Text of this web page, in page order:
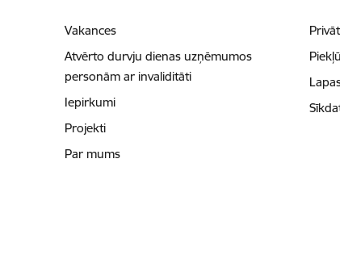
Vakances
Atvērto durvju dienas uzņēmumos
personām ar invaliditāti
Iepirkumi
Projekti
Par mums